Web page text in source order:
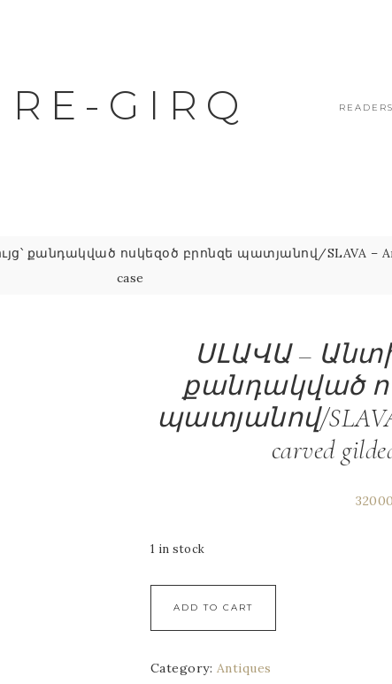
RE-GIRQ
քանդակված ոսկեզօծ բրոնզե պատյանով/SLAVA –
case
ՍԼԱՎԱ –
քանդակված
պատյանով/SLAVA
carved
1 in stock
ADD TO CART
Category: Antiques